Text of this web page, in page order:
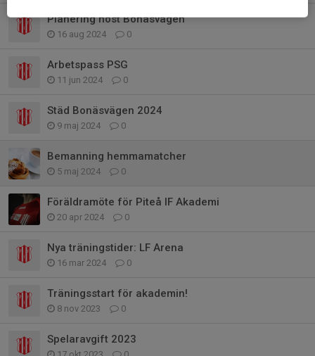
Planering höst Bonäsvägen
16 aug 2024 0
Arbetspass PSG
11 jun 2024 0
Städ Bonäsvägen 2024
9 maj 2024 0
Bemanning hemmamatcher
5 maj 2024 0
Föräldramöte för Piteå IF Akademi
20 apr 2024 0
Nya träningstider: LF Arena
16 mar 2024 0
Träningsstart för akademin!
8 nov 2023 0
Spelaravgift 2023